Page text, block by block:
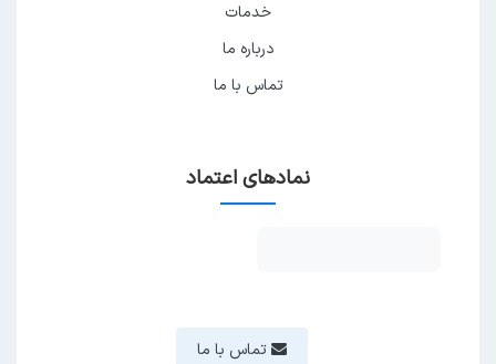
خدمات
درباره ما
تماس با ما
نمادهای اعتماد
تماس با ما